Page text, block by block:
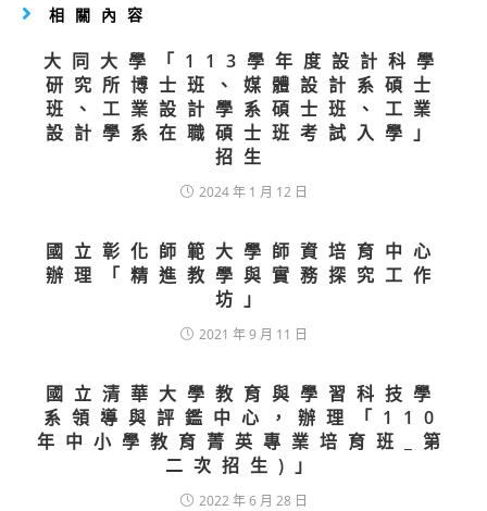
相關內容
大同大學「113學年度設計科學
研究所博士班、媒體設計系碩士
班、工業設計學系碩士班、工業
設計學系在職碩士班考試入學」
招生
2024 年 1 月 12 日
國立彰化師範大學師資培育中心
辦理「精進教學與實務探究工作
坊」
2021 年 9 月 11 日
國立清華大學教育與學習科技學
系領導與評鑑中心，辦理「110
年中小學教育菁英專業培育班_第
二次招生)」
2022 年 6 月 28 日